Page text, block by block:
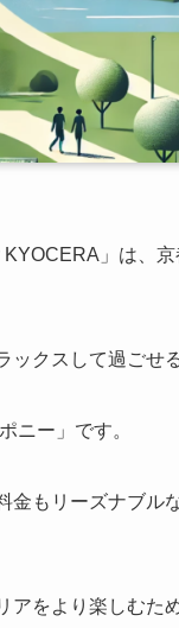
」は、
クスして過ごせ
ニー」です。
金もリーズナブ
アをより楽しむた